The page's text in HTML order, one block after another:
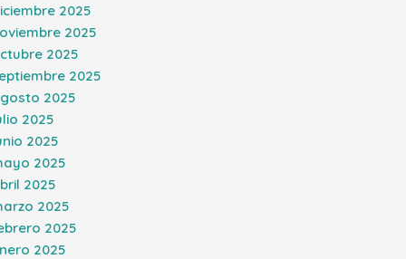
2025
2025
2025
2025
2025
2025
2025
2025
2025
2025
2025
2025